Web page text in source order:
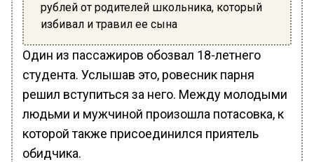
рублей от родителей школьника, который
избивал и травил ее сына
Один из пассажиров обозвал 18-летнего
студента. Услышав это, ровесник парня
решил вступиться за него. Между молодыми
людьми и мужчиной произошла потасовка, к
которой также присоединился приятель
обидчика.